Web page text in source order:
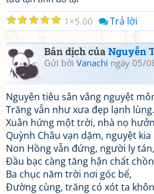
☆
☆
☆
☆
☆ 1 5.00 Trả lời
Bản dịch củaNguyễn
Gửi bởi Vanachi ngày 05/
Nguyên tiêu sân vắng nguyệt
Trăng vẫn như xưa đẹp lạnh lùng.
Xuân hứng một trời, nhà nọ
Quỳnh Châu vạn dặm, nguyệt kia
Non Hồng vẫn đứng, người ly tán,
Đầu bạc càng tăng hận chất
Ba chục năm trời nơi góc bể,
Đường cùng, trăng có xót ta